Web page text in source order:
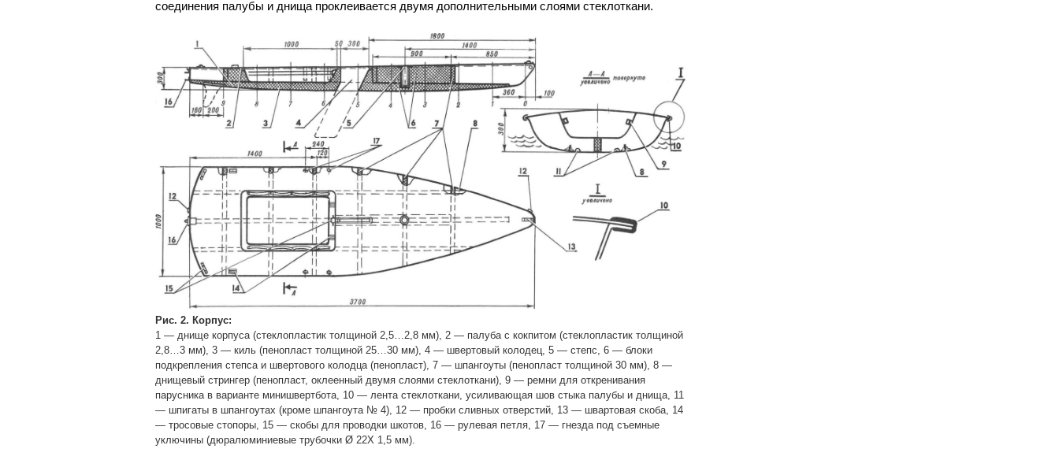
соединения палубы и днища проклеивается двумя дополнительными слоями стеклоткани.
Рис. 2. Корпус:
1 — днище корпуса (стеклопластик толщиной 2,5…2,8 мм), 2 — палуба с кокпитом (стеклопластик толщиной
2,8…3 мм), 3 — киль (пенопласт толщиной 25…30 мм), 4 — швертовый колодец, 5 — степс, 6 — блоки
подкрепления степса и швертового колодца (пенопласт), 7 — шпангоуты (пенопласт толщиной 30 мм), 8 —
днищевый стрингер (пенопласт, оклеенный двумя слоями стеклоткани), 9 — ремни для откренивания
парусника в варианте минишвертбота, 10 — лента стеклоткани, усиливающая шов стыка палубы и днища, 11
— шпигаты в шпангоутах (кроме шпангоута № 4), 12 — пробки сливных отверстий, 13 — швартовая скоба, 14
— тросовые стопоры, 15 — скобы для проводки шкотов, 16 — рулевая петля, 17 — гнезда под съемные
уключины (дюралюминиевые трубочки Ø 22Х 1,5 мм).